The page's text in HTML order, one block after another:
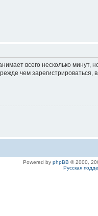
всего несколько
чем
Powered by phpBB © 2000,
Русская